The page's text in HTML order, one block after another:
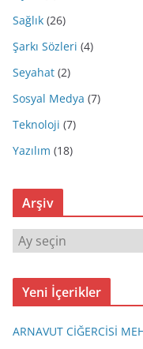
Sağlık (26)
Şarkı Sözleri (4)
Seyahat (2)
Sosyal Medya (7)
Teknoloji (7)
Yazılım (18)
Arşiv
r
ş
Yeni İçerikler
ARNAVUT CİĞERCİSİ